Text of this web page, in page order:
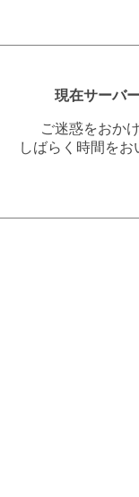
現在サーバ
ご迷惑をおか
しばらく時間を